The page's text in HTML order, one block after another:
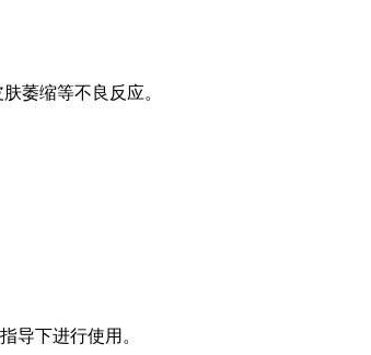
萎缩等不良反应。
导下进行使用。